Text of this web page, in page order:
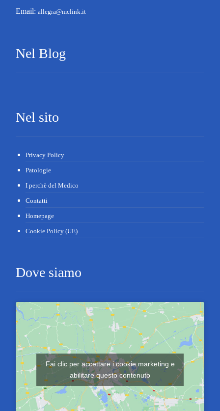
Email:allegra@mclink.it
Nel Blog
Nel sito
Privacy Policy
Patologie
I perchè del Medico
Contatti
Homepage
Cookie Policy (UE)
Dove siamo
Fai clic per accettare i cookie marketing e
abilitare questo contenuto